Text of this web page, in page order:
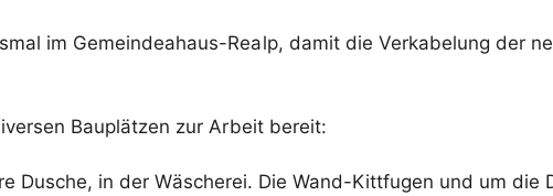
im Gemeindeahaus-Realp, damit die Verkabelung der
Bauplätzen zur Arbeit bereit:
Dusche, in der Wäscherei. Die Wand-Kittfugen und um die